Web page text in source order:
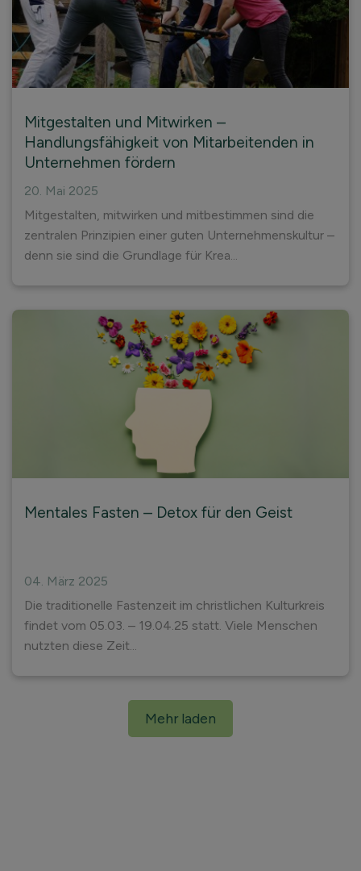
Mitgestalten und Mitwirken –
Handlungsfähigkeit von Mitarbeitenden in
Unternehmen fördern
20. Mai 2025
Mitgestalten, mitwirken und mitbestimmen sind die
zentralen Prinzipien einer guten Unternehmenskultur –
denn sie sind die Grundlage für Krea...
Mentales Fasten – Detox für den Geist
04. März 2025
Die traditionelle Fastenzeit im christlichen Kulturkreis
findet vom 05.03. – 19.04.25 statt. Viele Menschen
nutzten diese Zeit...
Mehr laden